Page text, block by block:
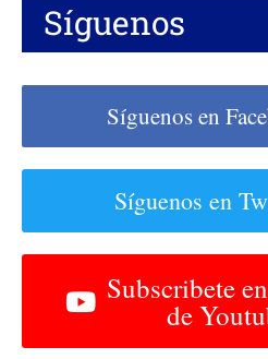
Síguenos
Síguenos en
Síguenos en
Subscribete
de